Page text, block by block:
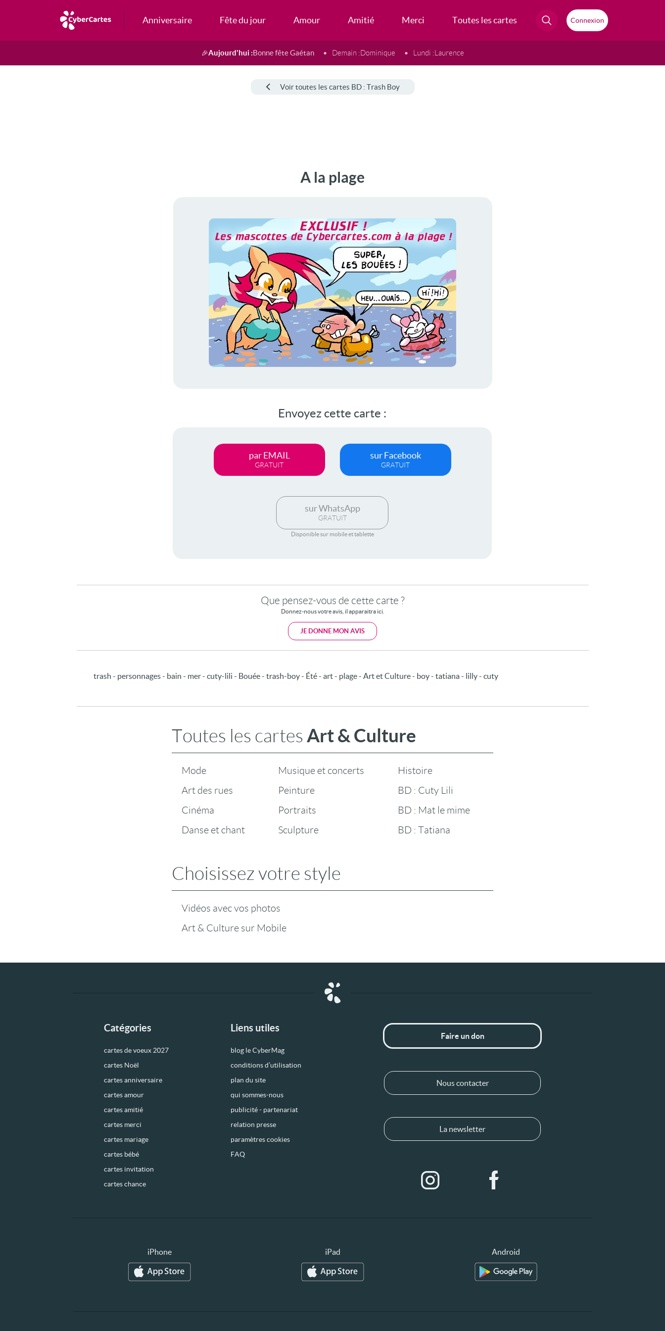
Anniversaire Fête du jour Amour Amitié Merci Toutes les cartes Connexion
🎉Aujourd'hui :Bonne fête Gaétan Demain :Dominique Lundi :Laurence
Voir toutes les cartes BD : Trash Boy
A la plage
Envoyez cette carte :
par EMAIL
GRATUIT
sur Facebook
GRATUIT
sur WhatsApp
GRATUIT
Disponible sur mobile et tablette
Que pensez-vous de cette carte ?
Donnez-nous votre avis, il apparaitra ici.
JE DONNE MON AVIS
trash - personnages - bain - mer - cuty-lili - Bouée - trash-boy - Été - art - plage - Art et Culture - boy - tatiana - lilly - cuty
Toutes les cartes Art & Culture
Mode
Art des rues
Cinéma
Danse et chant
Musique et concerts
Peinture
Portraits
Sculpture
Histoire
BD : Cuty Lili
BD : Mat le mime
BD : Tatiana
Choisissez votre style
Vidéos avec vos photos
Art & Culture sur Mobile
Catégories
cartes de voeux 2027
cartes Noël
cartes anniversaire
cartes amour
cartes amitié
cartes merci
cartes mariage
cartes bébé
cartes invitation
cartes chance
Liens utiles
blog le CyberMag
conditions d’utilisation
plan du site
qui sommes-nous
publicité - partenariat
relation presse
paramètres cookies
FAQ
Faire un don
Nous contacter
La newsletter
iPhone iPad Android